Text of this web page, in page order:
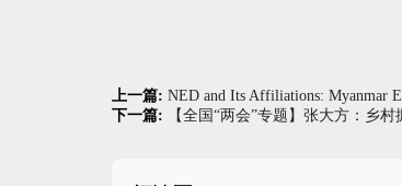
上一篇: NED and Its Affiliations: Myanmar
下一篇:
【全国“两会”专题】张大方：乡